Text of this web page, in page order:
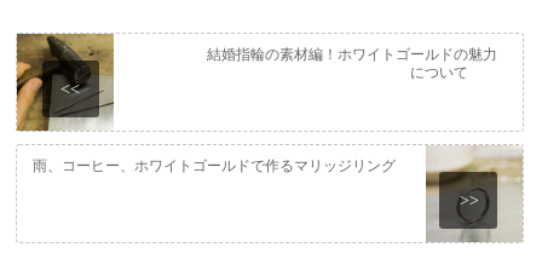
<<
結婚指輪の素材編！ホワイトゴールドの魅力
について
>>
雨、コーヒー、ホワイトゴールドで作るマリッジリング